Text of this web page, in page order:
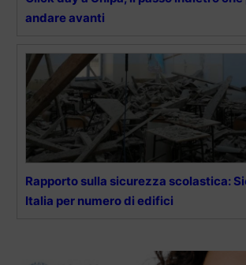
andare avanti
Rapporto sulla sicurezza scolastica:
Italia per numero di edifici